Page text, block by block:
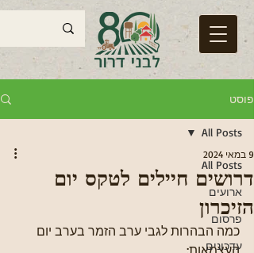
פוסט
All Posts
ארועים
פרסום
עדכונים
All Posts
דרושים חיילים לטקס יום
הזיכרון
9 במאי 2024
כמה הבהרות לגבי ערב הזמר בערב יום
העצמאות: